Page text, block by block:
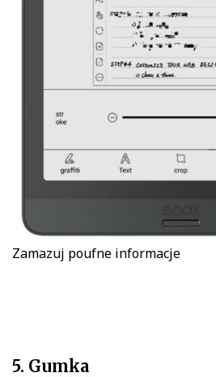
Zamazuj poufne informacje
5. Gumka